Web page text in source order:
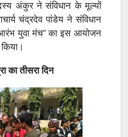
अंकुर ने संविधान के मूल्यों
चंद्रदेव पांडेय ने संविधान
युवा मंच” का इस आयोजन
का तीसरा दिन